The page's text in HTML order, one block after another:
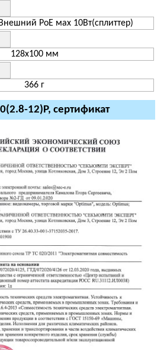
PoE мах 10Вт(сплиттер)
128х100 мм
366 г
12)P, сертификат